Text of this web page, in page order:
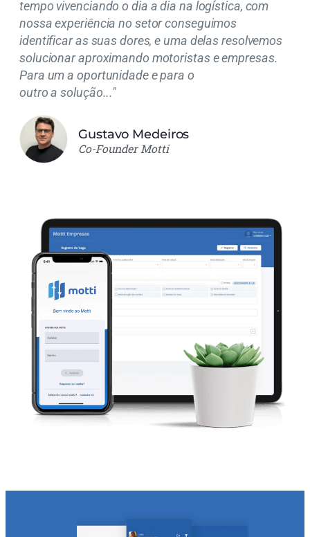
tempo vivenciando o dia a dia na logística, com
nossa experiência no setor conseguimos
identificar as suas dores, e uma delas resolvemos
solucionar aproximando motoristas e empresas.
Para um a oportunidade e para o
outro a solução..."
Gustavo Medeiros
Co-Founder Motti